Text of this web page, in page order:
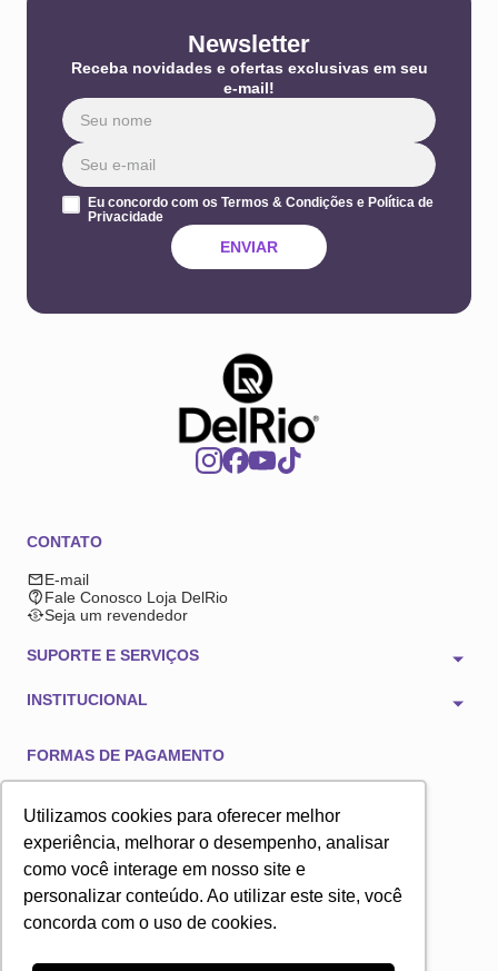
Utilizamos cookies para oferecer melhor
experiência, melhorar o desempenho, analisar
como você interage em nosso site e
personalizar conteúdo. Ao utilizar este site, você
concorda com o uso de cookies.
Newsletter
Receba novidades e ofertas exclusivas em seu
e-mail!
Eu concordo com os Termos & Condições e Política de
Privacidade
ENVIAR
CONTATO
E-mail
Fale Conosco Loja DelRio
Seja um revendedor
SUPORTE E SERVIÇOS
INSTITUCIONAL
FORMAS DE PAGAMENTO
TECNOLOGIA E SEGURANÇA